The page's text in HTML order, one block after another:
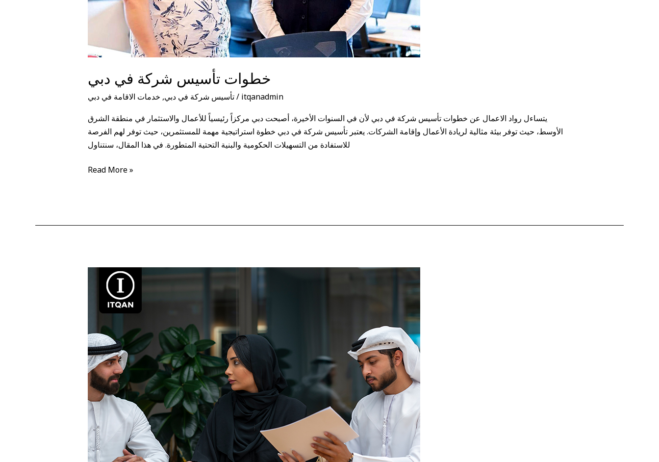
خطوات تأسيس شركة في دبي
تأسيس شركة في دبي, خدمات الاقامة في دبي / itqanadmin
يتساءل رواد الاعمال عن خطوات تأسيس شركة في دبي لأن في السنوات الأخيرة، أصبحت دبي مركزاً رئيسياً للأعمال والاستثمار في منطقة الشرق
الأوسط، حيث توفر بيئة مثالية لريادة الأعمال وإقامة الشركات. يعتبر تأسيس شركة في دبي خطوة استراتيجية مهمة للمستثمرين، حيث توفر لهم الفرصة
للاستفادة من التسهيلات الحكومية والبنية التحتية المتطورة. في هذا المقال، سنتناول
Read More »